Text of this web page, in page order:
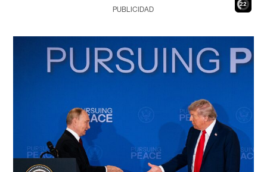
21
PUBLICIDAD